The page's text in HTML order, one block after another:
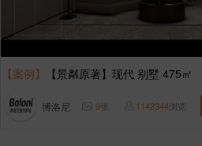
【案例】 【景粼原著】现代 别墅 475㎡
博洛尼 9张 1142344浏览